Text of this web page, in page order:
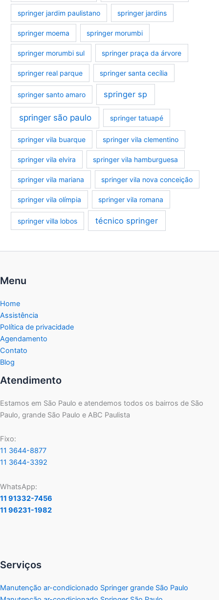
springer jardim paulistano springer jardins
springer moema springer morumbi
springer morumbi sul springer praça da árvore
springer real parque springer santa cecília
springer santo amaro springer sp
springer são paulo springer tatuapé
springer vila buarque springer vila clementino
springer vila elvira springer vila hamburguesa
springer vila mariana springer vila nova conceição
springer vila olímpia springer vila romana
springer villa lobos técnico springer
Menu
Home
Assistência
Política de privacidade
Agendamento
Contato
Blog
Atendimento
Estamos em São Paulo e atendemos todos os bairros de São
Paulo, grande São Paulo e ABC Paulista
Fixo:
11 3644-8877
11 3644-3392
WhatsApp:
11 91332-7456
11 96231-1982
Serviços
Manutenção ar-condicionado Springer grande São Paulo